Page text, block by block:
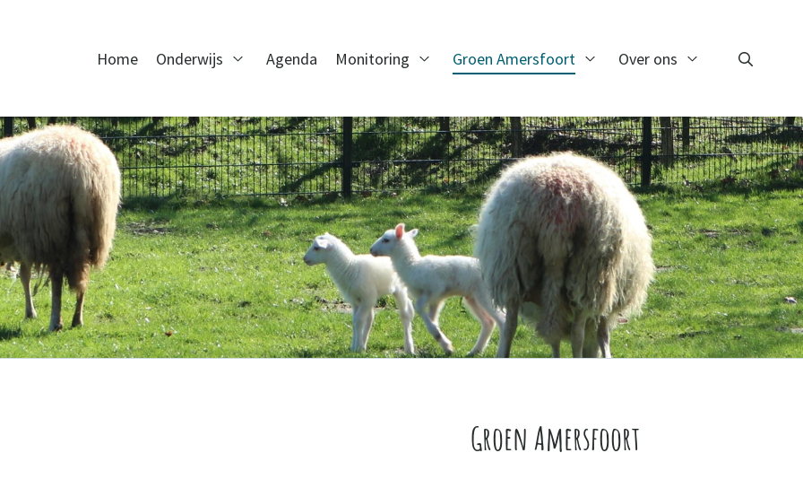
Home Onderwijs
Open Onderwijs
Agenda Monitoring
Open Monitoring
Groen Amersfoort
Open Groen Amersfoort
Over ons
Open Over ons
Zoeken
Groen Amersfoort